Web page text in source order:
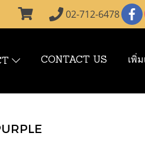
02-712-6478
CONTACT US เพิ่ม